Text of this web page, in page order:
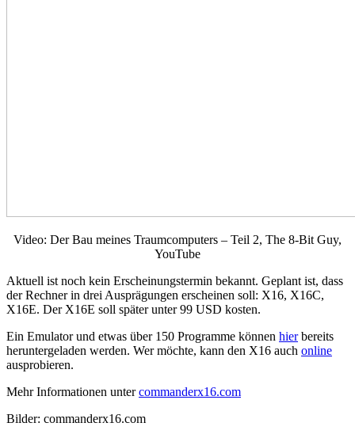
Video: Der Bau meines Traumcomputers – Teil 2, The 8-Bit Guy,
YouTube
Aktuell ist noch kein Erscheinungstermin bekannt. Geplant ist, dass
der Rechner in drei Ausprägungen erscheinen soll: X16, X16C,
X16E. Der X16E soll später unter 99 USD kosten.
Ein Emulator und etwas über 150 Programme können hierbereits
heruntergeladen werden. Wer möchte, kann den X16 auch online
ausprobieren.
Mehr Informationen untercommanderx16.com
Bilder: commanderx16.com